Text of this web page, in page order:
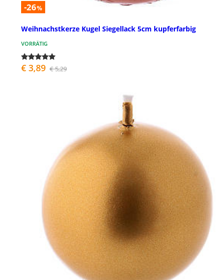
-26%
Weihnachstkerze Kugel Siegellack 5cm kupferfarbig
VORRÄTIG
€ 3,89 € 5,29